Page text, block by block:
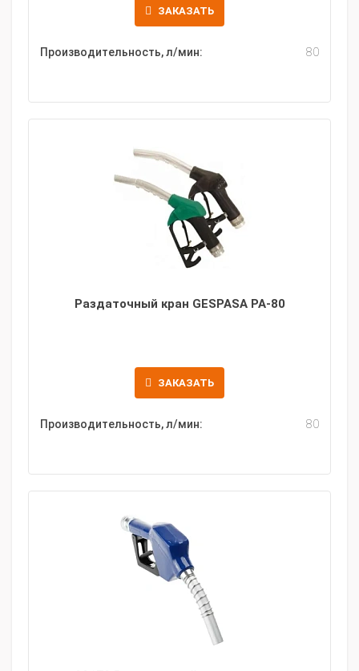
ЗАКАЗАТЬ
Производительность, л/мин: 80
Раздаточный кран GESPASA PA-80
ЗАКАЗАТЬ
Производительность, л/мин: 80